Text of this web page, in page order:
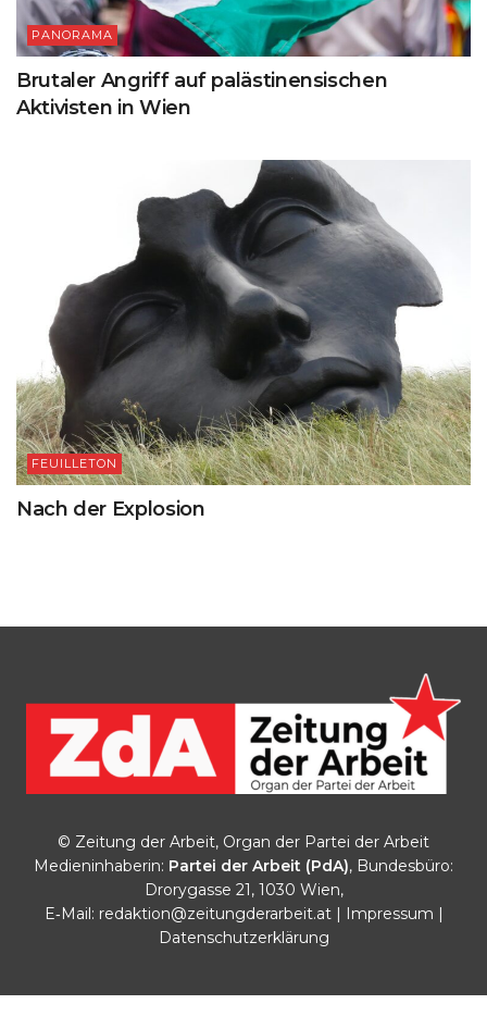
PANORAMA
Brutaler Angriff auf palästinensischen
Aktivisten in Wien
FEUILLETON
Nach der Explosion
© Zeitung der Arbeit, Organ der Partei der Arbeit
Medieninhaberin: Partei der Arbeit (PdA), Bundesbüro:
Drorygasse 21, 1030 Wien,
E‑Mail: redaktion@zeitungderarbeit.at| Impressum |
Datenschutzerklärung